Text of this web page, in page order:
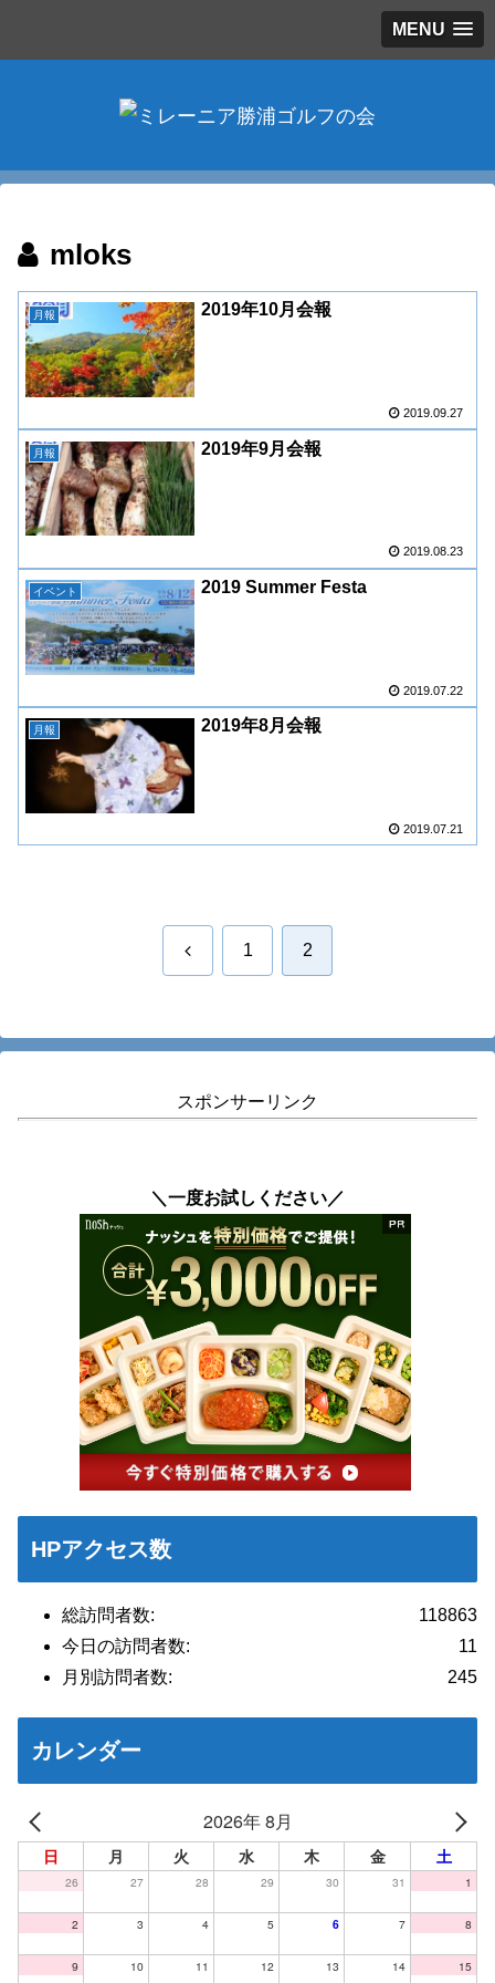
MENU
mloks
月報 2019年10月会報
2019.09.27
月報 2019年9月会報
2019.08.23
イベント 2019 Summer Festa
2019.07.22
月報 2019年8月会報
2019.07.21
前 1 2
スポンサーリンク
＼一度お試しください／
HPアクセス数
118863
総訪問者数:
11
今日の訪問者数:
245
月別訪問者数:
カレンダー
2026年 8月
日 月 火 水 木 金 土
26 27 28 29 30 31 1
2 3 4 5 6 7 8
9 10 11 12 13 14 15